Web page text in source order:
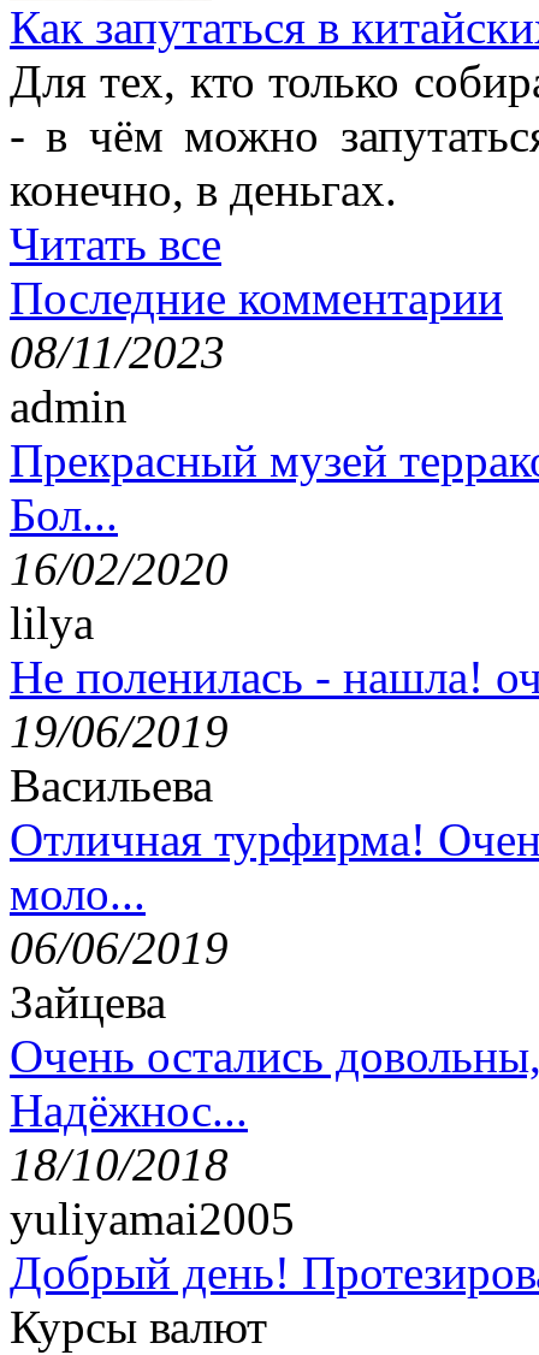
Как запутаться в
Для тех, кто только
- в чём можно
конечно, в деньгах.
Читать все
Последние комментарии
08/11/2023
admin
Прекрасный музей
Бол...
16/02/2020
lilya
Не поленилась - нашла!
19/06/2019
Васильева
Отличная турфирма!
моло...
06/06/2019
Зайцева
Очень остались
Надёжнос...
18/10/2018
yuliyamai2005
Добрый день!
Курсы валют